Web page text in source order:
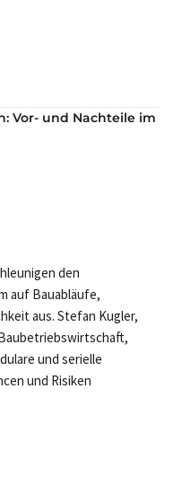
Vor- und Nachteile im
den
auf Bauabläufe,
aus. Stefan Kugler,
und serielle
und Risiken